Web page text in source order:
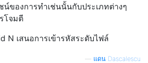
น์ของการทำเช่นนั้นกับประเภทต่างๆ
โจมตี
N เสนอการเข้ารหัสระดับไฟล์
แดน Dascalescu